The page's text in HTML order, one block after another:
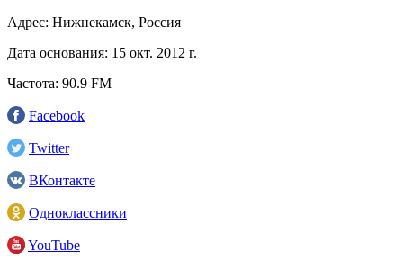
Адрес: Нижнекамск, Россия
Дата основания: 15 окт. 2012 г.
Частота: 90.9 FM
Facebook
Twitter
ВКонтакте
Одноклассники
YouTube